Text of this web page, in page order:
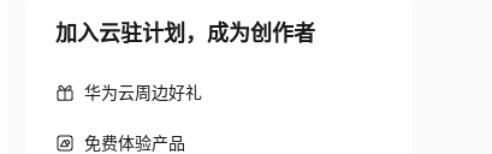
加入云驻计划，成为创作者
华为云周边好礼
免费体验产品